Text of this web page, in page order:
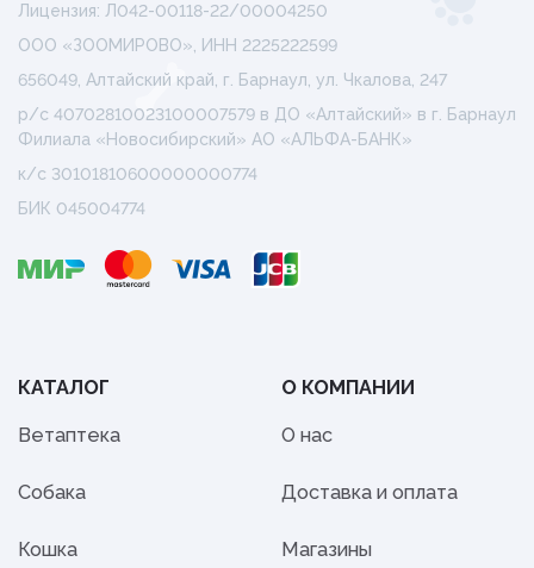
Лицензия: Л042-00118-22/00004250
ООО «ЗООМИРОВО», ИНН 2225222599
656049, Алтайский край, г. Барнаул, ул. Чкалова, 247
р/с 40702810023100007579 в ДО «Алтайский» в г. Барнаул
Филиала «Новосибирский» АО «АЛЬФА-БАНК»
к/с 30101810600000000774
БИК 045004774
КАТАЛОГ
Ветаптека
Собака
Кошка
О КОМПАНИИ
О нас
Доставка и оплата
Магазины